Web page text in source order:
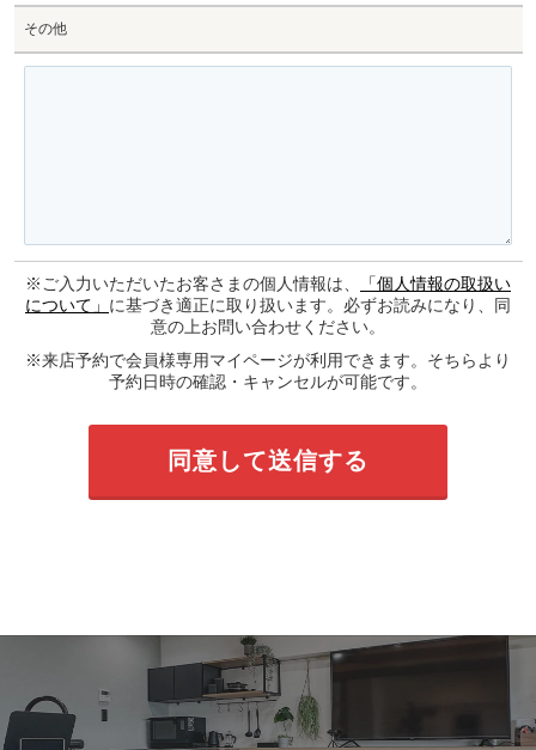
その他
※ご入力いただいたお客さまの個人情報は、
「個人情報の取扱い
について」 に基づき適正に取り扱います。必ずお読みになり、同
意の上お問い合わせください。
※来店予約で会員様専用マイページが利用できます。そちらより
予約日時の確認・キャンセルが可能です。